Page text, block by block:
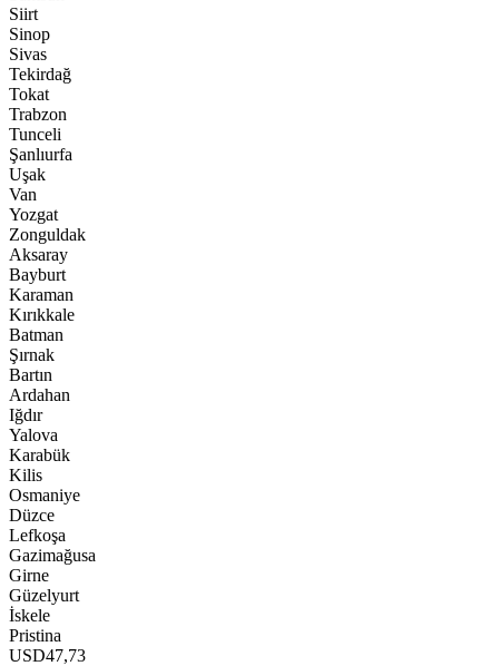
Siirt
Sinop
Sivas
Tekirdağ
Tokat
Trabzon
Tunceli
Şanlıurfa
Uşak
Van
Yozgat
Zonguldak
Aksaray
Bayburt
Karaman
Kırıkkale
Batman
Şırnak
Bartın
Ardahan
Iğdır
Yalova
Karabük
Kilis
Osmaniye
Düzce
Lefkoşa
Gazimağusa
Girne
Güzelyurt
İskele
Pristina
USD47,73